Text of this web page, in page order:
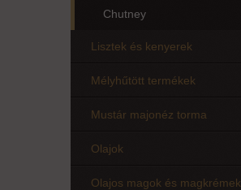
Chutney
Lisztek és kenyerek
Mélyhűtött termékek
Mustár majonéz torma
Olajok
Olajos magok és magkrémek